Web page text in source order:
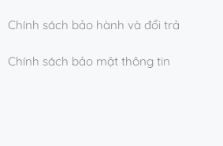
Chính sách bảo hành và đổi trả
Chính sách bảo mật thông tin